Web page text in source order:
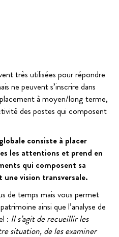
très utilisées pour répondre
ne peuvent s’inscrire dans
à moyen/long terme,
des postes qui composent
consiste à placer
les attentions et prend en
qui composent sa
vision transversale.
de temps mais vous permet
ainsi que l’analyse de
: Il s’agit de recueillir les
situation, de les examiner